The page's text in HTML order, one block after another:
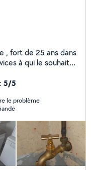
, fort de 25 ans dans
à qui le souhaite
sur moi pour une
coût ,
: 06-12-67-80-66
5/5
le problème
recommande